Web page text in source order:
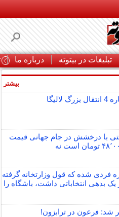
تبلیغات در بیتوته درباره ما
با درخشش در جام جهانی قیمت
شما ۴۸٬۰۰۰٬۰۰۰٬۰۰۰ تومان است نه
فردی شده که قول وزارتخانه گرفته
بدهی انتخاباتی داشت، باشگاه را
شد: فرعون در ترابزون!
بیشتر